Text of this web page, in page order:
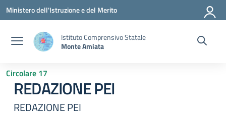
Vai ai contenuti
Vai al menu di navigazione
Vai al footer
Ministero dell'Istruzione e del Merito
Istituto Comprensivo Statale
Monte Amiata
Circolare 17
REDAZIONE PEI
REDAZIONE PEI